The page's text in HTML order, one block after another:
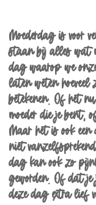
Moederdag is voor
staan bij alles wat
dag waarop we
laten weten hoeveel
betekenen. Of het
moeder die je bent,
Maar het is ook
niet
dag kan ook zo
geworden. Of dat je
deze dag extra lief